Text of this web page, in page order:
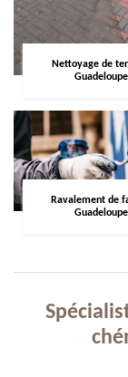
Nettoyage de
Guadeloupe
Ravalement de
Guadeloupe